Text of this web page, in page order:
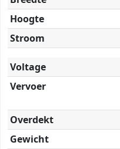
Hoogte
Stroom
Voltage
Vervoer
Overdekt
Gewicht